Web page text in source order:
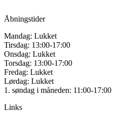
Åbningstider
Mandag: Lukket
Tirsdag: 13:00-17:00
Onsdag: Lukket
Torsdag: 13:00-17:00
Fredag: Lukket
Lørdag: Lukket
1. søndag i måneden: 11:00-17:00
Links